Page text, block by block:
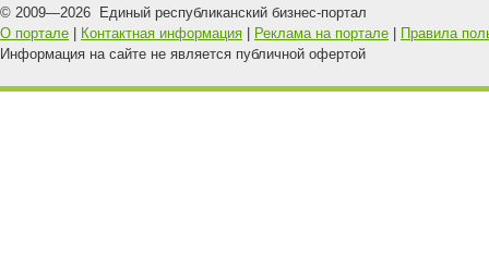
© 2009—2026 Единый республиканский бизнес-портал
О портале
Контактная информация Реклама на портале
Правила
Информация на сайте не является публичной офертой